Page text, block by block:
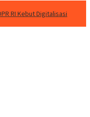
RI Kebut Digitalisasi